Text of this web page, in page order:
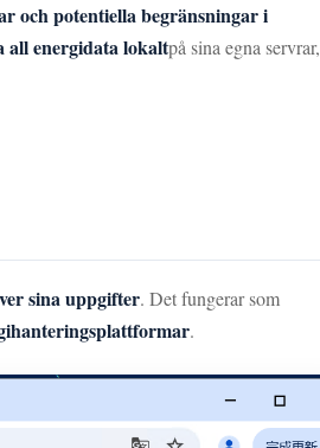
och potentiella begränsningar i
all energidata lokaltpå sina egna servrar,
sina uppgifter. Det fungerar som
.